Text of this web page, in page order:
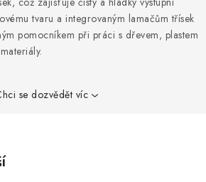
tvaru a integrovaným lamačům třísek
pomocníkem při práci s dřevem, plastem
se dozvědět víc